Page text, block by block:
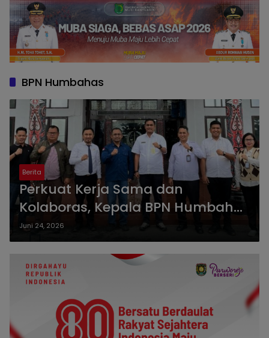
BPN Humbahas
Berita
Perkuat Kerja Sama dan
Kolaboras, Kepala BPN Humbahas
Sambangi Kejari Humbahas
Juni 24, 2026